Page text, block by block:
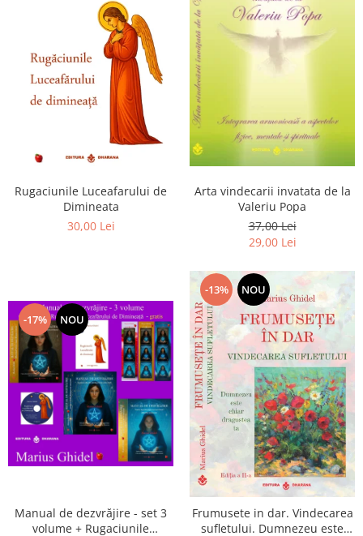
Rugaciunile Luceafarului de
Dimineata
30,00 Lei
Arta vindecarii invatata de la
Valeriu Popa
37,00 Lei
29,00 Lei
-17% NOU
Manual de dezvrăjire - set 3
volume + Rugaciunile
-13% NOU
Frumusete in dar. Vindecarea
sufletului. Dumnezeu este